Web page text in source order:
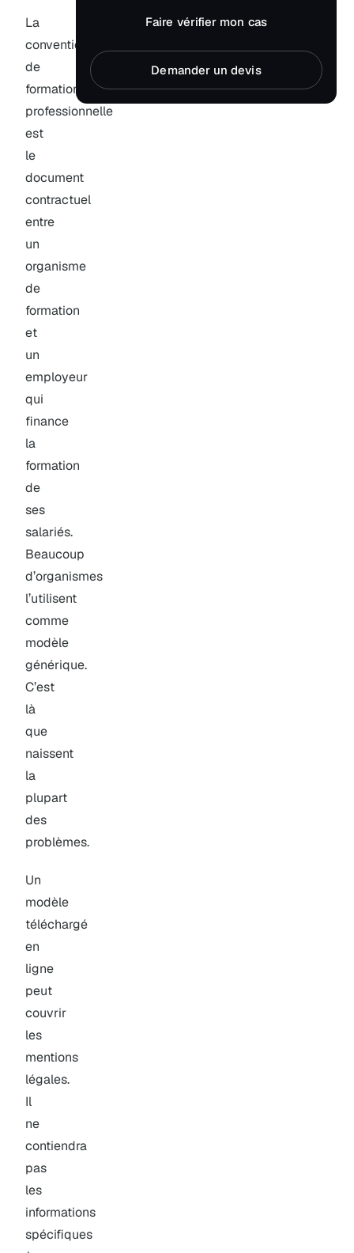
La
convention
de
formation
professionnelle
est
le
document
contractuel
entre
un
organisme
de
formation
et
un
employeur
qui
finance
la
formation
de
ses
salariés.
Beaucoup
d’organismes
l’utilisent
comme
modèle
générique.
C’est
là
que
naissent
la
plupart
des
problèmes.
Un
modèle
téléchargé
en
ligne
peut
couvrir
les
mentions
légales.
Il
ne
contiendra
pas
les
informations
spécifiques
Faire vérifier mon cas
Demander un devis